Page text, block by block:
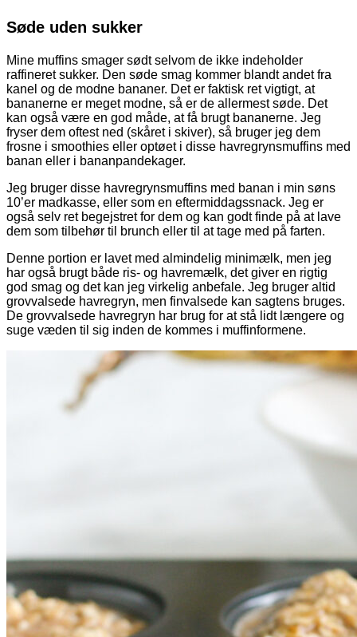
Søde uden sukker
Mine muffins smager sødt selvom de ikke indeholder
raffineret sukker. Den søde smag kommer blandt andet fra
kanel og de modne bananer. Det er faktisk ret vigtigt, at
bananerne er meget modne, så er de allermest søde. Det
kan også være en god måde, at få brugt bananerne. Jeg
fryser dem oftest ned (skåret i skiver), så bruger jeg dem
frosne i smoothies eller optøet i disse havregrynsmuffins med
banan eller i bananpandekager.
Jeg bruger disse havregrynsmuffins med banan i min søns
10’er madkasse, eller som en eftermiddagssnack. Jeg er
også selv ret begejstret for dem og kan godt finde på at lave
dem som tilbehør til brunch eller til at tage med på farten.
Denne portion er lavet med almindelig minimælk, men jeg
har også brugt både ris- og havremælk, det giver en rigtig
god smag og det kan jeg virkelig anbefale. Jeg bruger altid
grovvalsede havregryn, men finvalsede kan sagtens bruges.
De grovvalsede havregryn har brug for at stå lidt længere og
suge væden til sig inden de kommes i muffinformene.